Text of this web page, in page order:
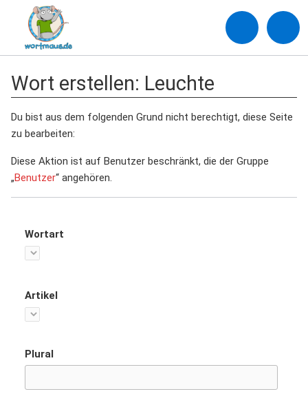
Wort erstellen: Leuchte
Du bist aus dem folgenden Grund nicht berechtigt, diese Seite
zu bearbeiten:
Diese Aktion ist auf Benutzer beschränkt, die der Gruppe
„Benutzer“ angehören.
Wortart
Artikel
Plural